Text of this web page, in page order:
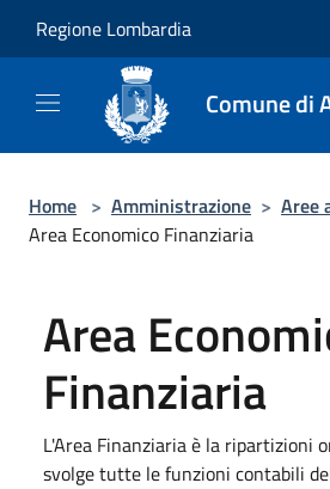
Regione Lombardia
Comune di
Home > Amministrazione > Aree
Area Economico Finanziaria
Area
Finanziaria
L'Area Finanziaria è la ripartizioni
svolge tutte le funzioni contabili